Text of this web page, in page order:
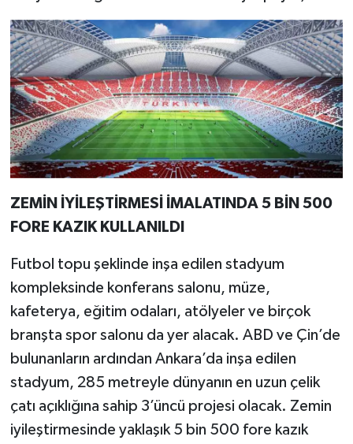
ZEMİN İYİLEŞTİRMESİ İMALATINDA 5 BİN 500
FORE KAZIK KULLANILDI
Futbol topu şeklinde inşa edilen stadyum
kompleksinde konferans salonu, müze,
kafeterya, eğitim odaları, atölyeler ve birçok
branşta spor salonu da yer alacak. ABD ve Çin’de
bulunanların ardından Ankara’da inşa edilen
stadyum, 285 metreyle dünyanın en uzun çelik
çatı açıklığına sahip 3’üncü projesi olacak. Zemin
iyileştirmesinde yaklaşık 5 bin 500 fore kazık